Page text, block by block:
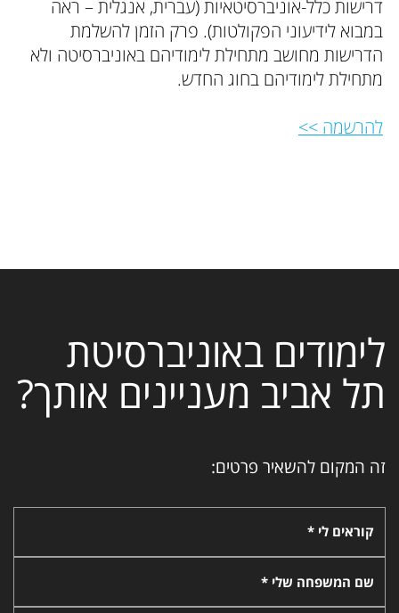
דרישות כלל-אוניברסיטאיות (עברית, אנגלית – ראה
במבוא לידיעוני הפקולטות). פרק הזמן להשלמת
הדרישות מחושב מתחילת לימודיהם באוניברסיטה ולא
מתחילת לימודיהם בחוג החדש.
להרשמה >>
לימודים באוניברסיטת
תל אביב מעניינים אותך?
זה המקום להשאיר פרטים:
קוראים לי *
שם המשפחה שלי *